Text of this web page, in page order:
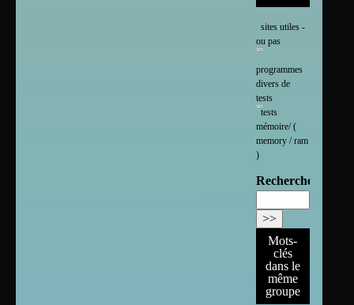
sites utiles -
ou pas
programmes
divers de
tests
tests
mémoire/ (
memory / ram
)
Rechercher :
Mots-
clés
dans le
même
groupe